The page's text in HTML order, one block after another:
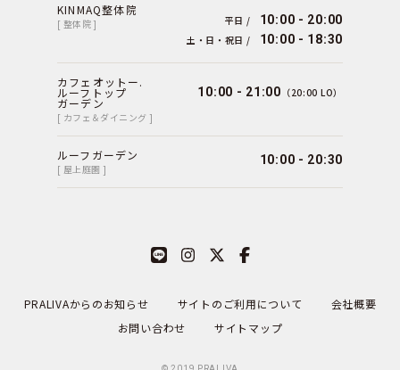
KINMAQ整体院
[ 整体院 ] 平日 / 10:00 - 20:00
土・日・祝日 / 10:00 - 18:30
カフェオットー.
ルーフトップ
ガーデン
[ カフェ＆ダイニング ]
10:00 - 21:00 （20:00 LO）
ルーフガーデン
[ 屋上庭園 ]
10:00 - 20:30
PRALIVAからのお知らせ サイトのご利用について
会社概要
お問い合わせ
サイトマップ